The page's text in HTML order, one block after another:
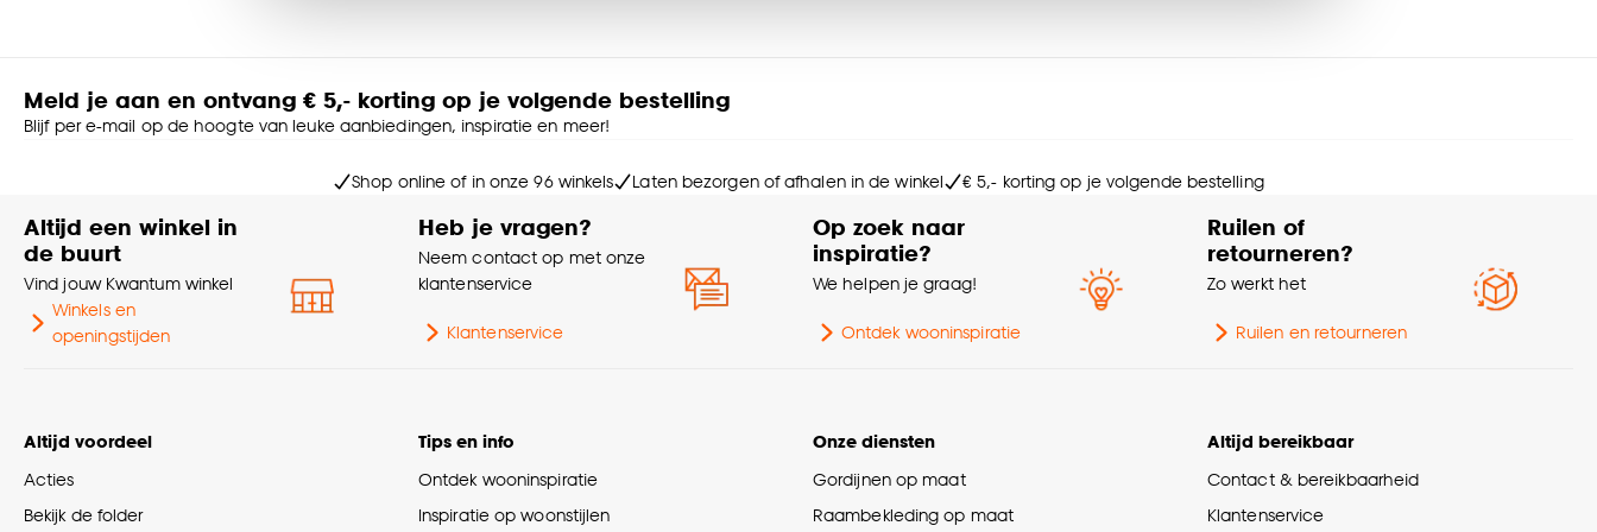
Zitdiepte 32 CM
24 maanden
Japandi
Meld je aan en ontvang € 5,- korting op je volgende bestelling
Blijf per e-mail op de hoogte van leuke aanbiedingen, inspiratie en meer!
Shop online of in onze 96 winkels Laten bezorgen of afhalen in de winkel € 5,- korting op je volgende bestelling
Altijd een winkel in
de buurt
Vind jouw Kwantum winkel
Winkels en
openingstijden
Heb je vragen?
Neem contact op met onze
klantenservice
Klantenservice
Op zoek naar
inspiratie?
We helpen je graag!
Ontdek wooninspiratie
Ruilen of
retourneren?
Zo werkt het
Ruilen en retourneren
Altijd voordeel
Acties
Bekijk de folder
Tips en info
Ontdek wooninspiratie
Inspiratie op woonstijlen
Onze diensten
Gordijnen op maat
Raambekleding op maat
Altijd bereikbaar
Contact & bereikbaarheid
Klantenservice